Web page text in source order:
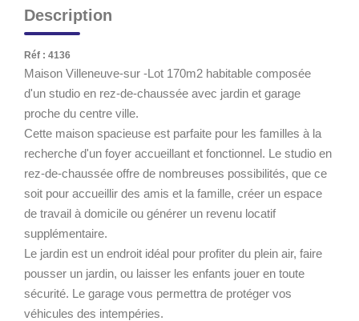
Description
Réf : 4136
Maison Villeneuve-sur -Lot 170m2 habitable composée
d'un studio en rez-de-chaussée avec jardin et garage
proche du centre ville.
Cette maison spacieuse est parfaite pour les familles à la
recherche d'un foyer accueillant et fonctionnel. Le studio en
rez-de-chaussée offre de nombreuses possibilités, que ce
soit pour accueillir des amis et la famille, créer un espace
de travail à domicile ou générer un revenu locatif
supplémentaire.
Le jardin est un endroit idéal pour profiter du plein air, faire
pousser un jardin, ou laisser les enfants jouer en toute
sécurité. Le garage vous permettra de protéger vos
véhicules des intempéries.